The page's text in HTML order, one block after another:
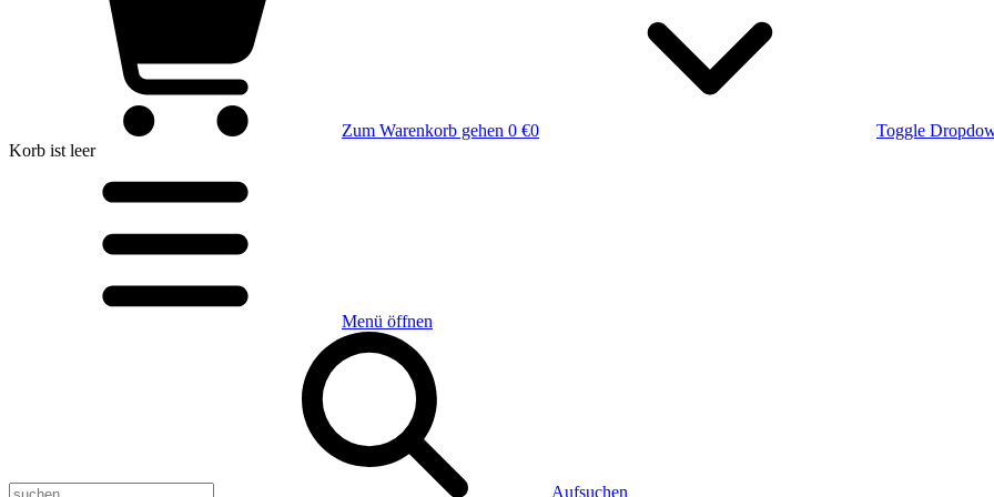
Zum Warenkorb gehen 0 €0
Toggle
Korb ist leer
Menü öffnen
Aufsuchen